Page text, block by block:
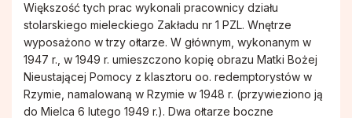
Większość tych prac wykonali pracownicy działu
stolarskiego mieleckiego Zakładu nr 1 PZL. Wnętrze
wyposażono w trzy ołtarze. W głównym, wykonanym w
1947 r., w 1949 r. umieszczono kopię obrazu Matki Bożej
Nieustającej Pomocy z klasztoru oo. redemptorystów w
Rzymie, namalowaną w Rzymie w 1948 r. (przywieziono ją
do Mielca 6 lutego 1949 r.). Dwa ołtarze boczne